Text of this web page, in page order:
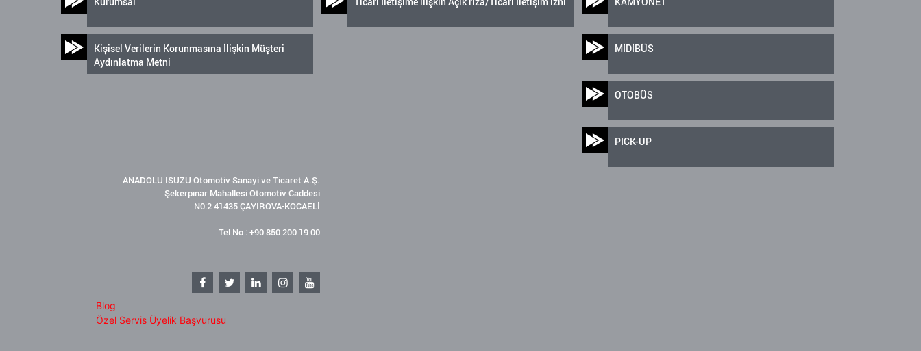
Kişisel Verilerin Korunmasına İlişkin Müşteri
Aydınlatma Metni
MİDİBÜS
OTOBÜS
PICK-UP
ANADOLU ISUZU Otomotiv Sanayi ve Ticaret A.Ş.
Şekerpınar Mahallesi Otomotiv Caddesi
N0:2 41435 ÇAYIROVA-KOCAELİ
Tel No : +90 850 200 19 00
Blog
Özel Servis Üyelik Başvurusu